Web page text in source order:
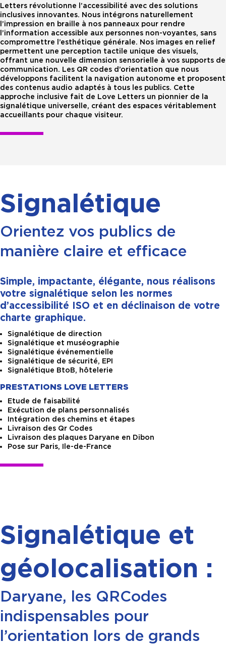
Letters révolutionne l’accessibilité avec des solutions
inclusives innovantes. Nous intégrons naturellement
l’impression en braille à nos panneaux pour rendre
l’information accessible aux personnes non-voyantes, sans
compromettre l’esthétique générale. Nos images en relief
permettent une perception tactile unique des visuels,
offrant une nouvelle dimension sensorielle à vos supports de
communication. Les QR codes d’orientation que nous
développons facilitent la navigation autonome et proposent
des contenus audio adaptés à tous les publics. Cette
approche inclusive fait de Love Letters un pionnier de la
signalétique universelle, créant des espaces véritablement
accueillants pour chaque visiteur.
Signalétique
Orientez vos publics de
manière claire et efficace
Simple, impactante, élégante, nous réalisons
votre signalétique selon les normes
d’accessibilité ISO et en déclinaison de votre
charte graphique.
Signalétique de direction
Signalétique et muséographie
Signalétique événementielle
Signalétique de sécurité, EPI
Signalétique BtoB, hôtelerie
PRESTATIONS LOVE LETTERS
Etude de faisabilité
Exécution de plans personnalisés
Intégration des chemins et étapes
Livraison des Qr Codes
Livraison des plaques Daryane en Dibon
Pose sur Paris, Ile-de-France
Signalétique et
géolocalisation :
Daryane, les QRCodes
indispensables pour
l’orientation lors de grands